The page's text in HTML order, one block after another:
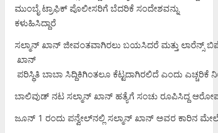
ಮುಂಬೈ ಟ್ರಾಫಿಕ್‌ ಪೊಲೀಸರಿಗೆ ಬೆದರಿಕೆ ಸಂದೇಶವನ್ನು
ಕಳುಹಿಸಿದ್ದಾರೆ
ಸಲ್ಮಾನ್ ಖಾನ್ ಜೀವಂತವಾಗಿರಲು ಬಯಸಿದರೆ ಮತ್ತು ಲಾರೆನ್ಸ್
ಖಾನ್​
ಪರಿಸ್ಥಿತಿ ಬಾಬಾ ಸಿದ್ದಿಕಿಗಿಂತಲೂ ಕೆಟ್ಟದಾಗಿರಲಿದೆ ಎಂದು ಎಚ್ಚರಿಕೆ
ಬಾಲಿವುಡ್ ನಟ ಸಲ್ಮಾನ್ ಖಾನ್ ಹತ್ಯೆಗೆ ಸಂಚು ರೂಪಿಸಿದ್ದ
ಜೂನ್ 1 ರಂದು ಪನ್ವೇಲ್‌ನಲ್ಲಿ ಸಲ್ಮಾನ್ ಖಾನ್ ಅವರ ಕಾರಿನ